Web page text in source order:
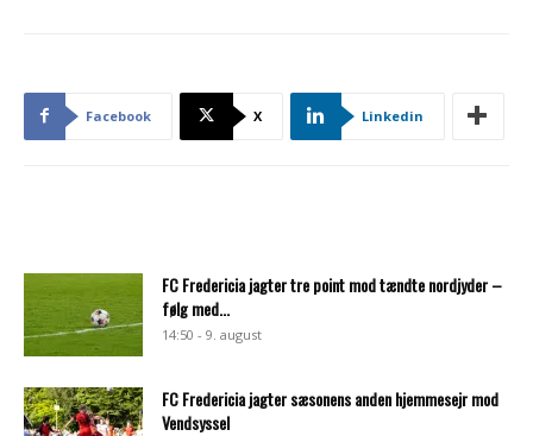
Facebook X Linkedin
FC Fredericia jagter tre point mod tændte nordjyder –
følg med...
14:50 - 9. august
FC Fredericia jagter sæsonens anden hjemmesejr mod
Vendsyssel